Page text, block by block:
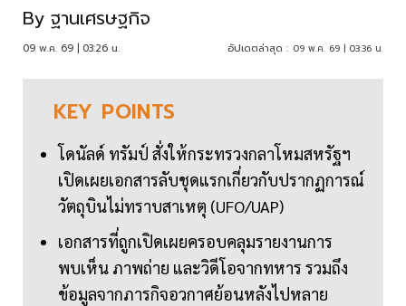
By ฐานเศรษฐกิจ
09 พ.ค. 69 | 03:26 น. อัปเดตล่าสุด : 09 พ.ค. 69 | 03:36 น.
KEY POINTS
โดนัลด์ ทรัมป์ สั่งให้กระทรวงกลาโหมสหรัฐฯ
เปิดเผยเอกสารลับชุดแรกเกี่ยวกับปรากฏการณ์
วัตถุบินไม่ทราบสาเหตุ (UFO/UAP)
เอกสารที่ถูกเปิดเผยครอบคลุมรายงานการ
พบเห็น ภาพถ่าย และวิดีโอจากทหาร รวมถึง
ข้อมูลจากภารกิจอวกาศย้อนหลังไปหลาย